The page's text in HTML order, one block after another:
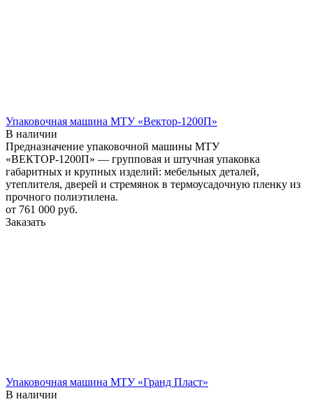
Упаковочная машина МТУ «Вектор-1200П»
В наличии
Предназначение упаковочной машины МТУ
«ВЕКТОР-1200П» — групповая и штучная упаковка
габаритных и крупных изделий: мебельных деталей,
утеплителя, дверей и стремянок в термоусадочную пленку из
прочного полиэтилена.
от 761 000 руб.
Заказать
Упаковочная машина МТУ «Гранд Пласт»
В наличии